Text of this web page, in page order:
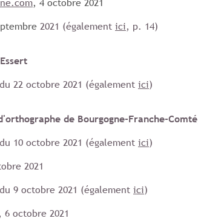
2021 (également ici, p. 14)
du 22 octobre 2021 (également ici)
de Bourgogne-Franche-Comté
du 10 octobre 2021 (également ici)
2021
du 9 octobre 2021 (également ici)
6 octobre 2021